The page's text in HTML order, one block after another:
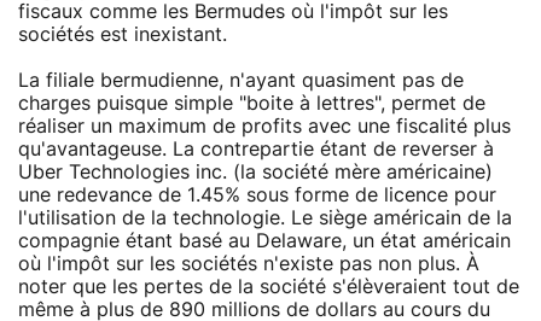
fiscaux comme les Bermudes où l'impôt sur les
sociétés est inexistant.
La filiale bermudienne, n'ayant quasiment pas de
charges puisque simple "boite à lettres", permet de
réaliser un maximum de profits avec une fiscalité plus
qu'avantageuse. La contrepartie étant de reverser à
Uber Technologies inc. (la société mère américaine)
une redevance de 1.45% sous forme de licence pour
l'utilisation de la technologie. Le siège américain de la
compagnie étant basé au Delaware, un état américain
où l'impôt sur les sociétés n'existe pas non plus. À
noter que les pertes de la société s'élèveraient tout de
même à plus de 890 millions de dollars au cours du